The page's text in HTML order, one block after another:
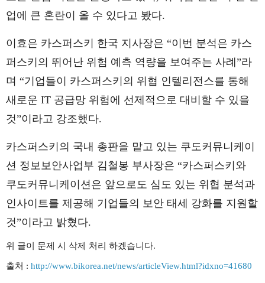
업에 큰 혼란이 올 수 있다고 봤다.
이효은 카스퍼스키 한국 지사장은 “이번 분석은 카스
퍼스키의 뛰어난 위험 예측 역량을 보여주는 사례”라
며 “기업들이 카스퍼스키의 위협 인텔리전스를 통해
새로운 IT 공급망 위험에 선제적으로 대비할 수 있을
것”이라고 강조했다.
카스퍼스키의 국내 총판을 맡고 있는 쿠도커뮤니케이
션 정보보안사업부 김철봉 부사장은 “카스퍼스키와
쿠도커뮤니케이션은 앞으로도 심도 있는 위협 분석과
인사이트를 제공해 기업들의 보안 태세 강화를 지원할
것”이라고 밝혔다.
위 글이 문제 시 삭제 처리 하겠습니다.
출처 : http://www.bikorea.net/news/articleView.html?idxno=41680